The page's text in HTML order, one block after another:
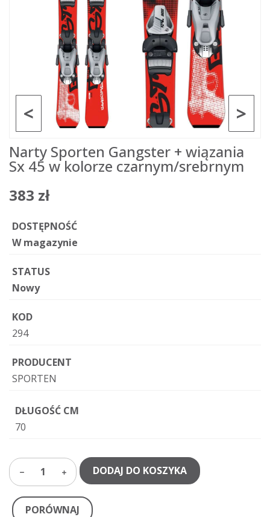
>
<
Narty Sporten Gangster + wiązania
Sx 45 w kolorze czarnym/srebrnym
383 zł
DOSTĘPNOŚĆ
W magazynie
STATUS
Nowy
KOD
294
PRODUCENT
SPORTEN
DŁUGOŚĆ CM
70
1 DODAJ DO KOSZYKA
PORÓWNAJ